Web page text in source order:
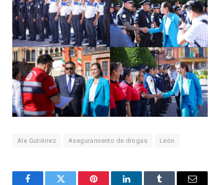
Ale Gutiérrez Aseguramiento de drogas León